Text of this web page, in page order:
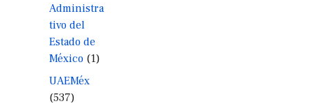
Administra
tivo del
Estado de
México (1)
UAEMéx
(537)